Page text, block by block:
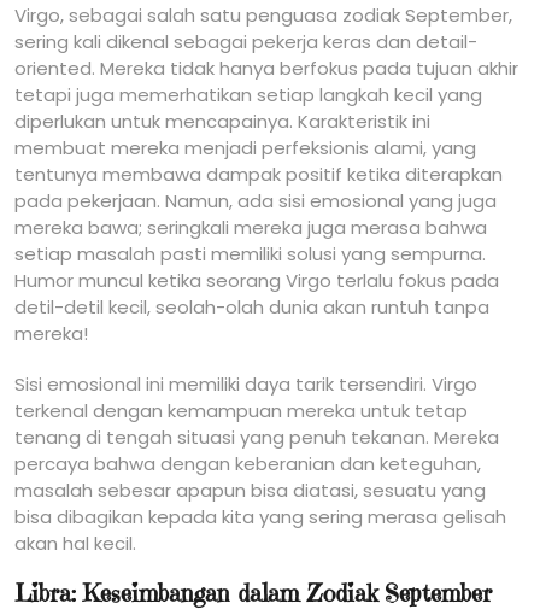
Virgo, sebagai salah satu penguasa zodiak September,
sering kali dikenal sebagai pekerja keras dan detail-
oriented. Mereka tidak hanya berfokus pada tujuan akhir
tetapi juga memerhatikan setiap langkah kecil yang
diperlukan untuk mencapainya. Karakteristik ini
membuat mereka menjadi perfeksionis alami, yang
tentunya membawa dampak positif ketika diterapkan
pada pekerjaan. Namun, ada sisi emosional yang juga
mereka bawa; seringkali mereka juga merasa bahwa
setiap masalah pasti memiliki solusi yang sempurna.
Humor muncul ketika seorang Virgo terlalu fokus pada
detil-detil kecil, seolah-olah dunia akan runtuh tanpa
mereka!
Sisi emosional ini memiliki daya tarik tersendiri. Virgo
terkenal dengan kemampuan mereka untuk tetap
tenang di tengah situasi yang penuh tekanan. Mereka
percaya bahwa dengan keberanian dan keteguhan,
masalah sebesar apapun bisa diatasi, sesuatu yang
bisa dibagikan kepada kita yang sering merasa gelisah
akan hal kecil.
Libra: Keseimbangan dalam Zodiak September